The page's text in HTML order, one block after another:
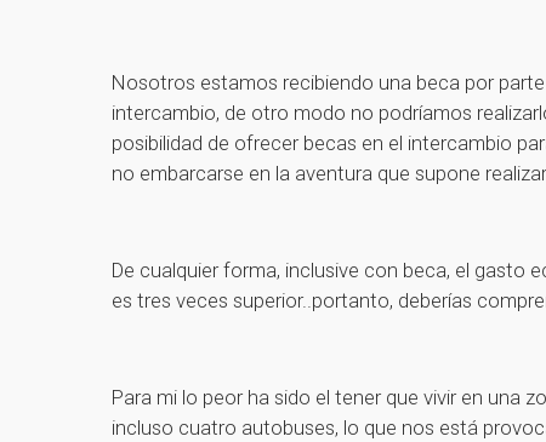
Nosotros estamos recibiendo una beca por
intercambio, de otro modo no podríamos
posibilidad de ofrecer becas en el intercambio
no embarcarse en la aventura que supone
De cualquier forma, inclusive con beca, el gasto
es tres veces superior..portanto, deberías
Para mi lo peor ha sido el tener que vivir en una
incluso cuatro autobuses, lo que nos está